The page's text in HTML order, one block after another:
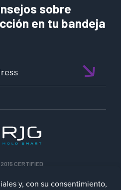
sobre
en tu bandeja
CERTIFIED